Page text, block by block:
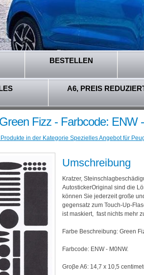
BESTELLEN
A6, PREIS
Fizz - Farbcode: ENW
in der Kategorie Spezielles Angebot für
Umschreibung
Kratzer,
AutostickerOriginal sind die
können Sie jederzeit große
gegensatz zum Touch-Up-
ist maskiert, fast nichts mehr
Farbe Beschreibung: Green
Farbcode: ENW - M0NW.
Groβe A6: 14,7 x 10,5